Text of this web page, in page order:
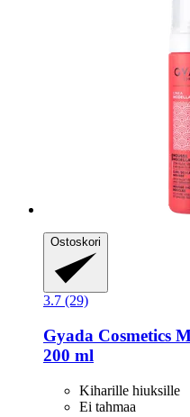
Ostoskori
3.7 (29)
Gyada Cosmetics
200 ml
Kiharille hiuksille
Ei tahmaa